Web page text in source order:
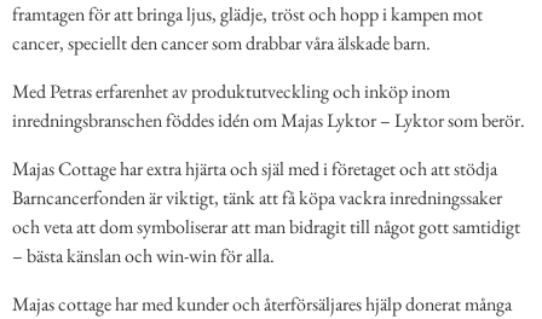
framtagen för att bringa ljus, glädje, tröst och hopp i kampen mot
cancer, speciellt den cancer som drabbar våra älskade barn.
Med Petras erfarenhet av produktutveckling och inköp inom
inredningsbranschen föddes idén om Majas Lyktor – Lyktor som berör.
Majas Cottage har extra hjärta och själ med i företaget och att stödja
Barncancerfonden är viktigt, tänk att få köpa vackra inredningssaker
och veta att dom symboliserar att man bidragit till något gott samtidigt
– bästa känslan och win-win för alla.
Majas cottage har med kunder och återförsäljares hjälp donerat många